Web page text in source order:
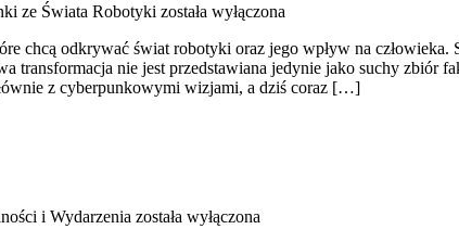
ze Świata Robotyki została wyłączona
chcą odkrywać świat robotyki oraz jego wpływ na
transformacja nie jest przedstawiana jedynie jako suchy zbiór
z cyberpunkowymi wizjami, a dziś coraz […]
i Wydarzenia została wyłączona